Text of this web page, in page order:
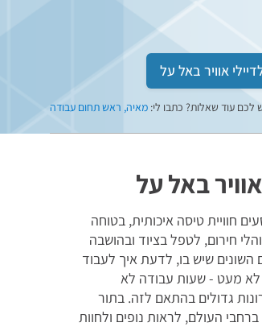
אוויר באל על
לכם עוד שאלות? כתבו לי: מאיה, ראש תחום עבודה
באל על
חוויית טיסה איכותית, בטוחה
חירום, לטפל בציוד ובהושבה
השונים שיש בו, לדעת איך לעבוד
לא מעט - שעות עבודה לא
גדולים בהתאם לזה. בתור
העולם, לראות נופים ולחוות